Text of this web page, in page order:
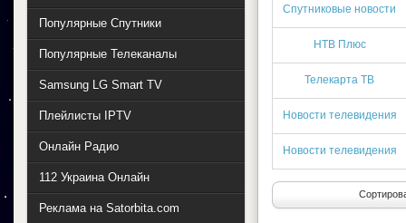
Спутниковые новости
НТВ Плюс
Телекарта ТВ
Новости телевидения
Новости телевидения
Популярные Спутники
Популярные Телеканалы
Samsung LG Smart TV
Плейлисты IPTV
Онлайн Радио
112 Украина Онлайн
Реклама на Satorbita.com